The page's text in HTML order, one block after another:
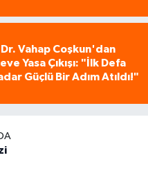
Dr. Vahap Coşkun'dan
Yasa Çıkışı: "İlk Defa
Güçlü Bir Adım Atıldı!"